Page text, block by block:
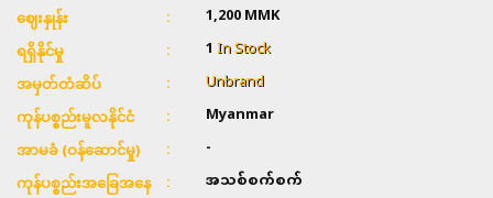
ဈေးနှုန်း 1,200MMK
ရရှိနိုင်မှု 1In Stock
အမှတ်တံဆိပ် Unbrand
ကုန်ပစ္စည်းမူလနိုင်ငံ Myanmar
အာမခံ (ဝန်ဆောင်မှု) -
ကုန်ပစ္စည်းအခြေအနေ အသစ်စက်စက်